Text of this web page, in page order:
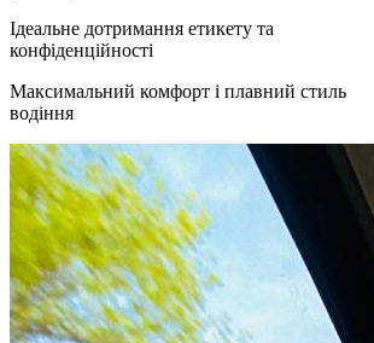
Ідеальне дотримання етикету та
конфіденційності
Максимальний комфорт і плавний стиль
водіння